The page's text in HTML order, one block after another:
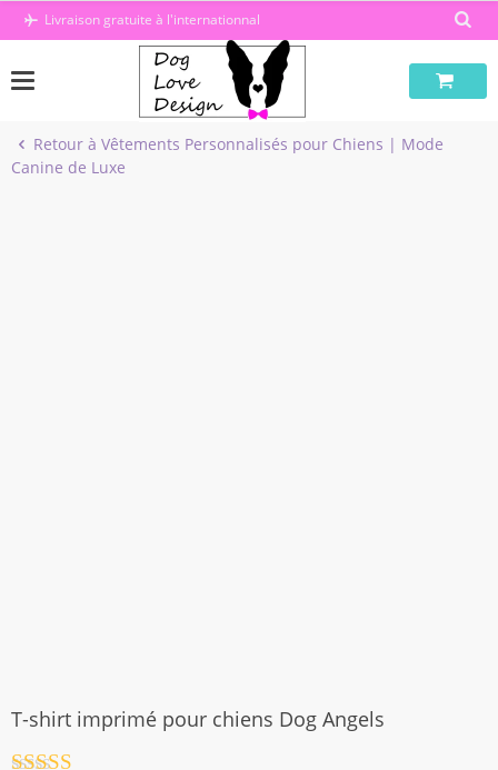
PasserLivraison gratuite à l'internationnal
Retour à Vêtements Personnalisés pour Chiens | Mode
Canine de Luxe
T-shirt imprimé pour chiens Dog Angels